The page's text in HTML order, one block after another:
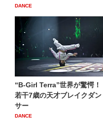
DANCE
“B-Girl Terra”世界が驚愕！
若干7歳の天才ブレイクダン
サー
DANCE